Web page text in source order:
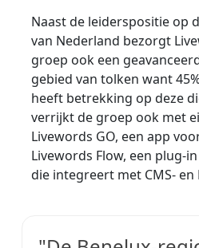
Oplossingen per Branche
Life Sciences
Productie / Maakindustrie
Financiën
Publieke Instellingen
Ontmoet Lia
Snelle, slimme en schaalbare AI-
Naast de leiderspositie op
van Nederland bezorgt
groep ook een
gebied van tolken want
heeft betrekking op deze
verrijkt de groep ook met
Livewords GO, een app
Livewords Flow, een plug-
die integreert met CMS- en